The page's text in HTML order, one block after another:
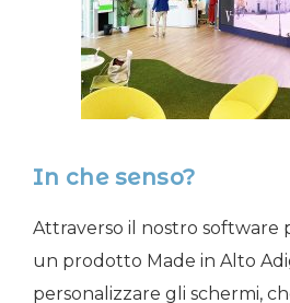
In che senso?
Attraverso il nostro software
un prodotto Made in Alto
personalizzare gli schermi,